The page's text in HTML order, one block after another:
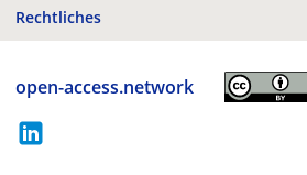
Rechtliches
open-access.network